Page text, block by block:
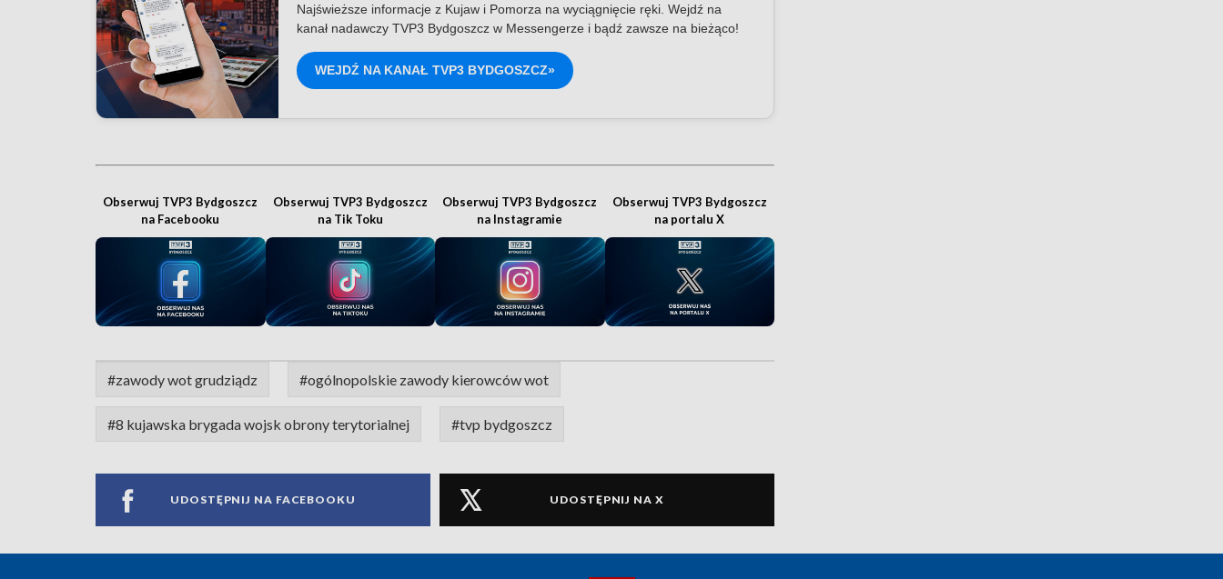
Najświeższe informacje z Kujaw i Pomorza na wyciągnięcie ręki. Wejdź na
kanał nadawczy TVP3 Bydgoszcz w Messengerze i bądź zawsze na bieżąco!
WEJDŹ NA KANAŁ TVP3 BYDGOSZCZ»
Obserwuj TVP3 Bydgoszcz
na Facebooku
Obserwuj TVP3 Bydgoszcz
na Tik Toku
Obserwuj TVP3 Bydgoszcz
na Instagramie
Obserwuj TVP3 Bydgoszcz
na portalu X
#zawody wot grudziądz #ogólnopolskie zawody kierowców wot
#8 kujawska brygada wojsk obrony terytorialnej #tvp bydgoszcz
UDOSTĘPNIJ NA FACEBOOKU UDOSTĘPNIJ NA X